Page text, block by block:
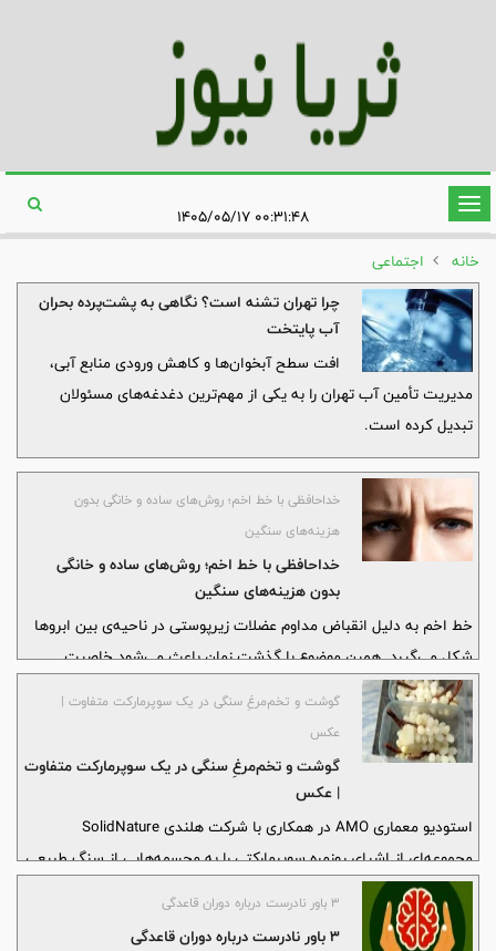
تغییر
وضعیت
ناوبری
خانه
اجتماعی
چرا تهران تشنه است؟ نگاهی به پشت‌پرده بحران
آب پایتخت
افت سطح آبخوان‌ها و کاهش ورودی منابع آبی،
مدیریت تأمین آب تهران را به یکی از مهم‌ترین دغدغه‌های مسئولان
تبدیل کرده است.
خداحافظی با خط اخم؛ روش‌های ساده و خانگی بدون
هزینه‌های سنگین
خداحافظی با خط اخم؛ روش‌های ساده و خانگی
بدون هزینه‌های سنگین
خط اخم به دلیل انقباض مداوم عضلات زیرپوستی در ناحیه‌ی بین ابروها
شکل می‌گیرد. همین موضوع با گذشت زمان باعث می‌شود خاصیت
کشسانی پوست در این ناحیه کاهش پیدا کند و شیارهای روی صورت
بیشتر به چشم بیایند.
گوشت و تخم‌مرغِ سنگی در یک سوپرمارکت متفاوت |
عکس
گوشت و تخم‌مرغِ سنگی در یک سوپرمارکت متفاوت
| عکس
استودیو معماری AMO در همکاری با شرکت هلندی SolidNature
مجموعه‌ای از اشیای روزمره سوپرمارکتی را به مجسمه‌هایی از سنگ طبیعی
تبدیل کرده است؛ از انگور گرفته تا موزهایی از سنگ اونیکس
۳ باور نادرست درباره دوران قاعدگی
۳ باور نادرست درباره دوران قاعدگی